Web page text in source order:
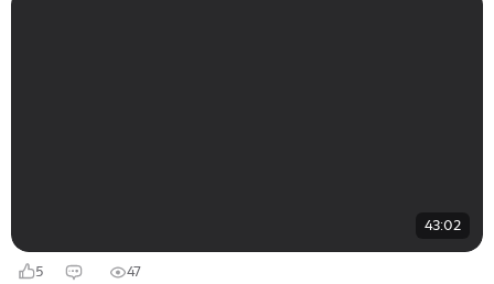
43:02
5 47